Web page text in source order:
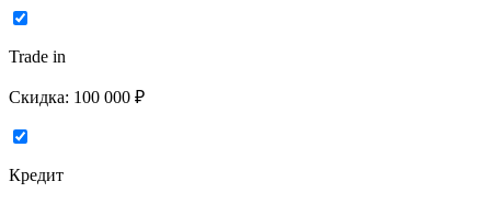
Trade in
Скидка: 100 000 ₽
Кредит